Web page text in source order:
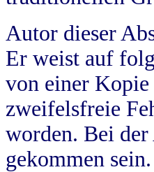
Autor dieser
Er weist auf
von einer
zweifelsfreie
worden. Bei
gekommen